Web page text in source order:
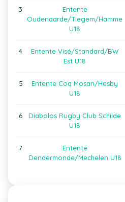
3
Entente
Oudenaarde/Tiegem/Hamme
U18
4
Entente Visé/Standard/BW
Est U18
5
Entente Coq Mosan/Hesby
U18
6
Diabolos Rugby Club Schilde
U18
7
Entente
Dendermonde/Mechelen U18